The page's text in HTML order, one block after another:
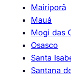
Mairiporã
Mauá
Mogi das
Osasco
Santa
Santana